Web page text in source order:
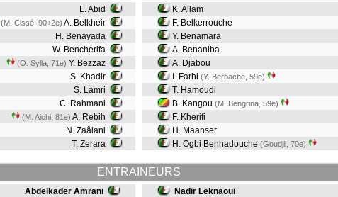
L. Abid
(M. Cissé, 90+2e) A. Belkheir
H. Benayada
W. Bencherifa
(O. Sylla, 71e) Y. Bezzaz
S. Khadir
S. Lamri
C. Rahmani
(M. Aichi, 81e) A. Rebih
N. Zaâlani
T. Zerara
K. Allam
F. Belkerrouche
Y. Benamara
A. Benaniba
A. Djabou
I. Farhi (Y. Berbache, 59e)
T. Hamoudi
B. Kangou (M. Bengrina, 59e)
F. Kherifi
H. Maanser
H. Ogbi Benhadouche (Goudjil, 70e)
ENTRAINEURS
Abdelkader Amrani Nadir Leknaoui